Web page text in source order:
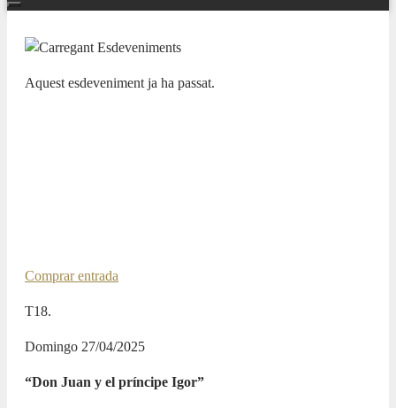
Aquest esdeveniment ja ha passat.
Comprar entrada
T18.
Domingo 27/04/2025
“Don Juan y el príncipe Igor”